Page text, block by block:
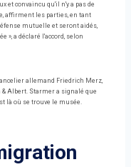
et convaincu qu'il n'y a pas de
affirment les parties, en tant
mutuelle et seront aidés,
», a déclaré l'accord, selon
allemand Friedrich Merz,
Albert. Starmer a signalé que
là où se trouve le musée.